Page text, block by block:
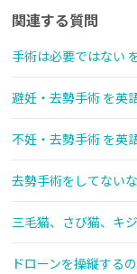
関連する質問
手術は必要ではない
避妊・去勢手術 を英
不妊・去勢手術 を英
去勢手術をしてない
三毛猫、さび猫、キ
ドローンを操縦する